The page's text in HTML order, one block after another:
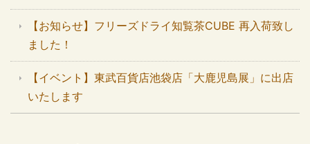
【お知らせ】フリーズドライ知覧茶CUBE 再入荷致し
ました！
【イベント】東武百貨店池袋店「大鹿児島展」に出店
いたします